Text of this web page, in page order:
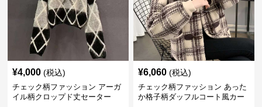
¥4,000 (税込)
チェック柄ファッション アーガ
イル柄クロップド丈セーター
¥6,060 (税込)
チェック柄ファッション あった
か格子柄ダッフルコート風カー